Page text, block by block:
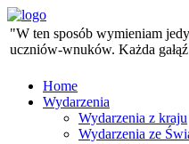
"W ten sposób wymieniam
uczniów-wnuków. Każda
Home
Wydarzenia
Wydarzenia z kraju
Wydarzenia ze